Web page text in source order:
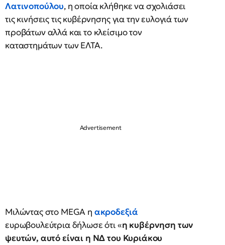
Λατινοπούλου, η οποία κλήθηκε να σχολιάσει
τις κινήσεις τις κυβέρνησης για την ευλογιά των
προβάτων αλλά και το κλείσιμο τον
καταστημάτων των ΕΛΤΑ.
Μιλώντας στο MEGA η ακροδεξιά
ευρωβουλεύτρια δήλωσε ότι «η κυβέρνηση των
ψευτών, αυτό είναι η ΝΔ του Κυριάκου